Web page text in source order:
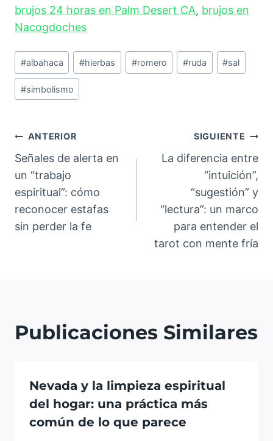
brujos 24 horas en Palm Desert CA, brujos en
Nacogdoches
#albahaca #hierbas #romero #ruda #sal
#simbolismo
ANTERIOR
Señales de alerta en
un “trabajo
espiritual”: cómo
reconocer estafas
sin perder la fe
SIGUIENTE
La diferencia entre
“intuición”,
“sugestión” y
“lectura”: un marco
para entender el
tarot con mente fría
Publicaciones Similares
Nevada y la limpieza espiritual
del hogar: una práctica más
común de lo que parece